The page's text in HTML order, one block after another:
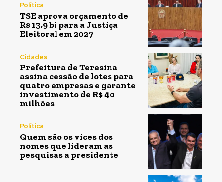
Política
TSE aprova orçamento de
R$ 13,9 bi para a Justiça
Eleitoral em 2027
Cidades
Prefeitura de Teresina
assina cessão de lotes para
quatro empresas e garante
investimento de R$ 40
milhões
Política
Quem são os vices dos
nomes que lideram as
pesquisas a presidente